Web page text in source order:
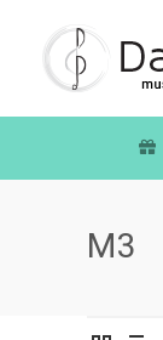
M3